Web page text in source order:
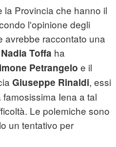
la Provincia che hanno il
l'opinione degli
avrebbe raccontato una
Nadia Toffa ha
Petrangelo e il
Giuseppe Rinaldi, essi
Iena a tal
Le polemiche sono
un tentativo per